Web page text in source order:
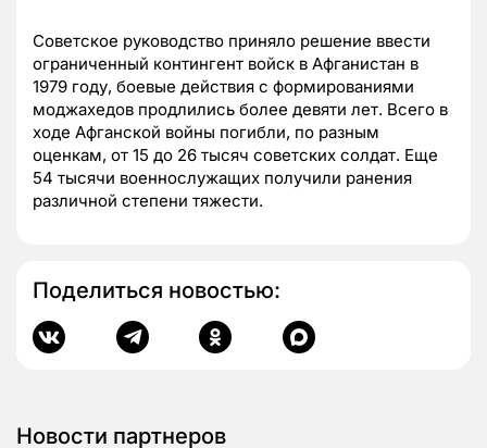
Советское руководство приняло решение ввести
ограниченный контингент войск в Афганистан в
1979 году, боевые действия с формированиями
моджахедов продлились более девяти лет. Всего в
ходе Афганской войны погибли, по разным
оценкам, от 15 до 26 тысяч советских солдат. Еще
54 тысячи военнослужащих получили ранения
различной степени тяжести.
Поделиться новостью:
Новости партнеров